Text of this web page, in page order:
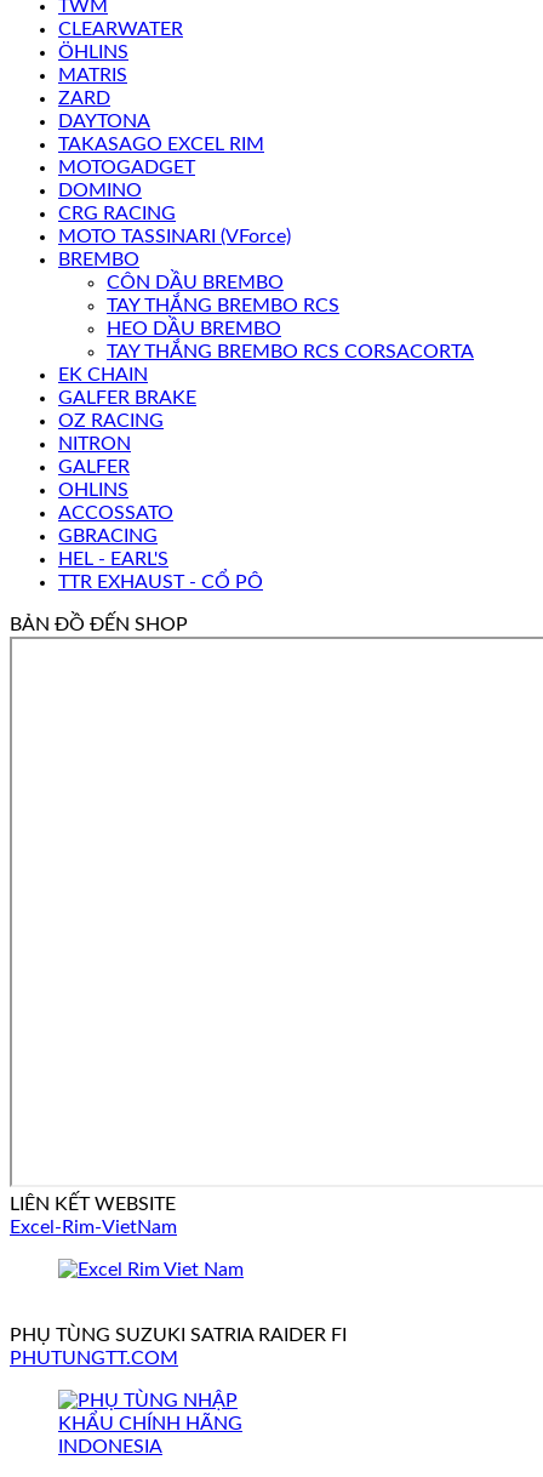
TWM
CLEARWATER
ÖHLINS
MATRIS
ZARD
DAYTONA
TAKASAGO EXCEL RIM
MOTOGADGET
DOMINO
CRG RACING
MOTO TASSINARI (VForce)
BREMBO
CÔN DẦU BREMBO
TAY THẮNG BREMBO RCS
HEO DẦU BREMBO
TAY THẮNG BREMBO RCS CORSACORTA
EK CHAIN
GALFER BRAKE
OZ RACING
NITRON
GALFER
OHLINS
ACCOSSATO
GBRACING
HEL - EARL'S
TTR EXHAUST - CỔ PÔ
BẢN ĐỒ ĐẾN SHOP
LIÊN KẾT WEBSITE
Excel-Rim-VietNam
PHỤ TÙNG SUZUKI SATRIA RAIDER FI
PHUTUNGTT.COM